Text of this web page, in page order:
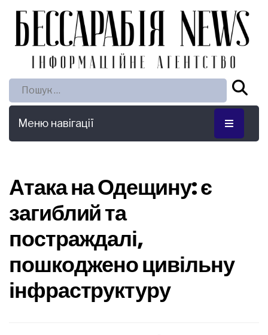
Пошук:
Меню навігації
Атака на Одещину: є
загиблий та
постраждалі,
пошкоджено цивільну
інфраструктуру